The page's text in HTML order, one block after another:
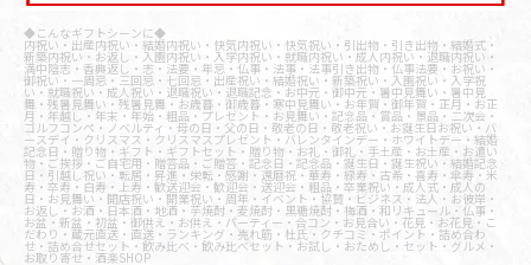
◆こんなギフトシーンに◆
内祝い・出産内祝い・結婚内祝い・快気内祝い・快気祝い・引出物・引き出物・結婚式・
新築内祝い・お返し・入園内祝い・入学内祝い・就職内祝い・成人内祝い・退職内祝い・
満中陰志・香典返し・志・法要・年忌・仏事・法事・法事引き出物・仏事法要・お祝い・
御祝い・一周忌・三回忌・七回忌・出産祝い・結婚祝い・新築祝い・入園祝い・入学祝
い・就職祝い・成人祝い・退職祝い・退職記念・お中元・御中元・暑中見舞い・暑中見
舞・残暑見舞い・残暑見舞・お歳暮・御歳暮・寒中見舞い・お年賀・御年賀・正月・お正
月・年越し・年末・年始・粗品・プレゼント・お見舞い・記念品・賞品・景品・二次会・
ゴルフコンペ・ノベルティ・母の日・父の日・敬老の日・敬老祝い・お誕生日お祝い・バ
ースデイ・クリスマス・クリスマスプレゼント・バレンタインデー・ホワイトデー・結婚
記念日・贈り物・ギフト・ギフトセット・贈り物・お礼・御礼・手土産・お土産・お遣い
物・ご挨拶・ご自宅用・贈答品・ご贈答・記念日・記念品・誕生日・誕生祝い・結婚記念
日・引越し祝い・転居・昇進・栄転・感謝・還暦祝・華寿・緑寿・古希・喜寿・傘寿・米
寿・卒寿・白寿・上寿・歓送迎会・歓迎会・送迎会・粗品・卒業祝い・成人式・成人の
日・お見舞い・開店祝い・開業祝い・周年・イベント・協賛・ビジネス・法人・お彼岸・
お返し・お酒・日本酒・地酒・芋焼酎・麦焼酎・黒糖焼酎・梅酒・和リキュール・仏事・
お盆・新盆・初盆・御供え・お供え・パーティー・合コン・お見合い・花見・お花見・こ
だわり・蔵元直送・直送・ランキング・売れ筋・杜氏・クチコミ・ポイント・詰め合わ
せ・詰め合せセット・飲み比べ・飲み比べセット・お試し・おためし・セット・グルメ・
お取り寄せ・酒楽SHOP